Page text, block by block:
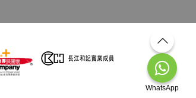
WhatsApp